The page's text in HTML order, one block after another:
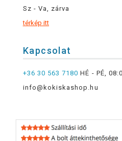
Sz - Va, zárva
térkép itt
Kapcsolat
+36 30 563 7180 HÉ - PÉ,
info@kokiskashop.hu